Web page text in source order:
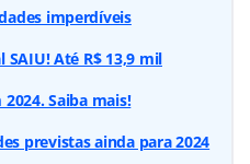
imperdíveis
SAIU! Até R$ 13,9 mil
Saiba mais!
previstas ainda para 2024